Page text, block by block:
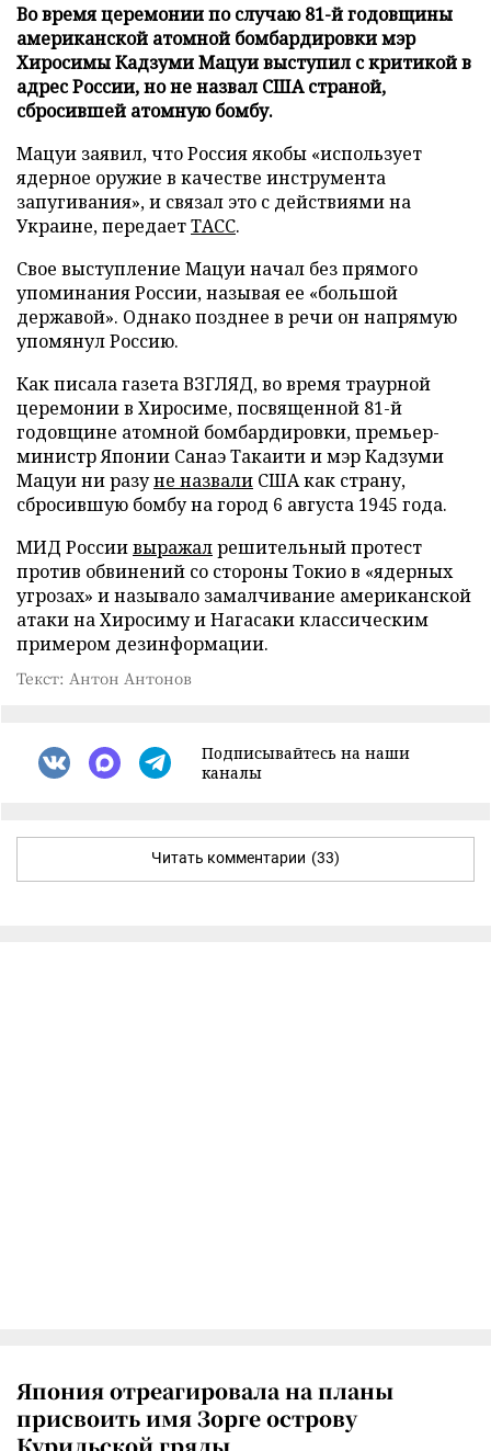
Во время церемонии по случаю 81-й годовщины
американской атомной бомбардировки мэр
Хиросимы Кадзуми Мацуи выступил с критикой в
адрес России, но не назвал США страной,
сбросившей атомную бомбу.
Мацуи заявил, что Россия якобы «использует
ядерное оружие в качестве инструмента
запугивания», и связал это с действиями на
Украине, передаетТАСС.
Свое выступление Мацуи начал без прямого
упоминания России, называя ее «большой
державой». Однако позднее в речи он напрямую
упомянул Россию.
Как писала газета ВЗГЛЯД, во время траурной
церемонии в Хиросиме, посвященной 81-й
годовщине атомной бомбардировки, премьер-
министр Японии Санаэ Такаити и мэр Кадзуми
Мацуи ни разуне назвали США как страну,
сбросившую бомбу на город 6 августа 1945 года.
МИД Россиивыражалрешительный протест
против обвинений со стороны Токио в «ядерных
угрозах» и называло замалчивание американской
атаки на Хиросиму и Нагасаки классическим
примером дезинформации.
Текст: Антон Антонов
Подписывайтесь на наши
каналы
Читать комментарии (33)
Япония отреагировала на планы
присвоить имя Зорге острову
Курильской гряды